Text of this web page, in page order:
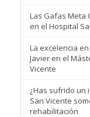
Las Gafas Meta
en el Hospital
La excelencia
Javier en el
Vicente
¿Has sufrido un
San Vicente
rehabilitación